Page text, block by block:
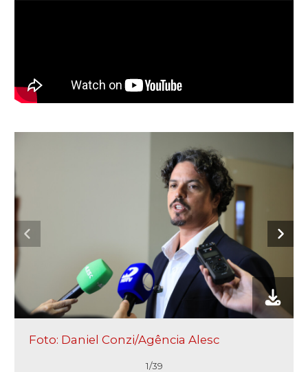
Foto: Daniel Conzi/Agência Alesc
1/39